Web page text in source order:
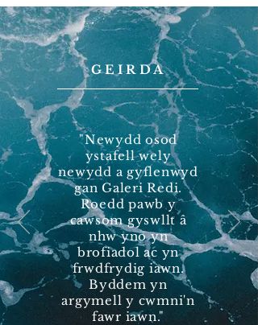
"Newydd osod
ystafell wely
newydd a gyflenwyd
gan Galeri Redi.
Roedd pawb y
cawsom gyswllt â
nhw yno yn
brofiadol ac yn
frwdfrydig iawn.
Byddem yn
argymell y cwmni'n
fawr iawn."
GEIRDA